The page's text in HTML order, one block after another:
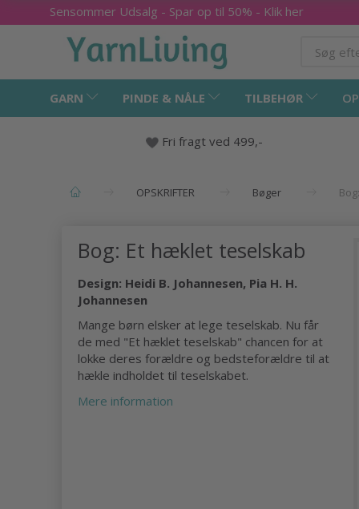
Sensommer Udsalg - Spar op til 50% - Klik her
GARN PINDE & NÅLE TILBEHØR
Fri fragt ved 499,-
OPSKRIFTER Bøger
Bog: Et hæklet teselskab
Design: Heidi B. Johannesen, Pia H. H.
Johannesen
Mange børn elsker at lege teselskab. Nu får
de med "Et hæklet teselskab" chancen for at
lokke deres forældre og bedsteforældre til at
hækle indholdet til teselskabet.
Mere information